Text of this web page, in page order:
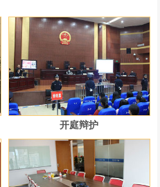
开庭辩护